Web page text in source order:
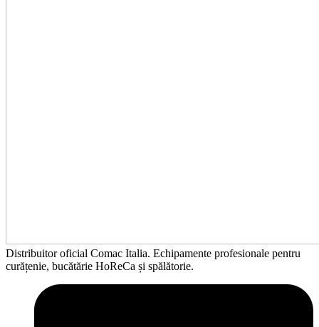
Distribuitor oficial Comac Italia. Echipamente profesionale pentru
curățenie, bucătărie HoReCa și spălătorie.